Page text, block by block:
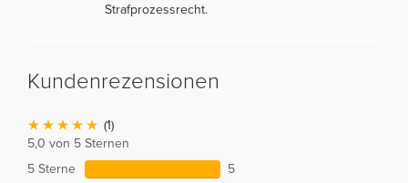
Strafprozessrecht.
Kundenrezensionen
(1)
5,0 von 5 Sternen
5 Sterne
5